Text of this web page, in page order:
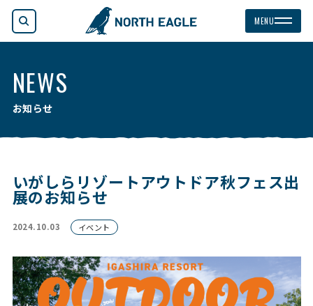
MENU検索
NEWS
お知らせ
いがしらリゾートアウトドア秋フェス出
展のお知らせ
2024.10.03 イベント